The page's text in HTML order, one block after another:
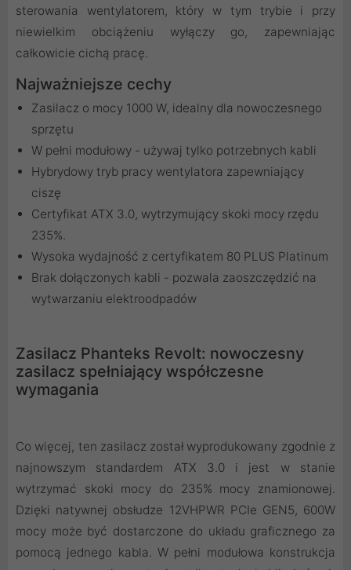
sterowania wentylatorem, który w tym trybie i przy
niewielkim obciążeniu wyłączy go, zapewniając
całkowicie cichą pracę.
Najważniejsze cechy
Zasilacz o mocy 1000 W, idealny dla nowoczesnego
sprzętu
W pełni modułowy - używaj tylko potrzebnych kabli
Hybrydowy tryb pracy wentylatora zapewniający
ciszę
Certyfikat ATX 3.0, wytrzymujący skoki mocy rzędu
235%.
Wysoka wydajność z certyfikatem 80 PLUS Platinum
Brak dołączonych kabli - pozwala zaoszczędzić na
wytwarzaniu elektroodpadów
Zasilacz Phanteks Revolt: nowoczesny
zasilacz spełniający współczesne
wymagania
Co więcej, ten zasilacz został wyprodukowany zgodnie z
najnowszym standardem ATX 3.0 i jest w stanie
wytrzymać skoki mocy do 235% mocy znamionowej.
Dzięki natywnej obsłudze 12VHPWR PCIe GEN5, 600W
mocy może być dostarczone do układu graficznego za
pomocą jednego kabla. W pełni modułowa konstrukcja